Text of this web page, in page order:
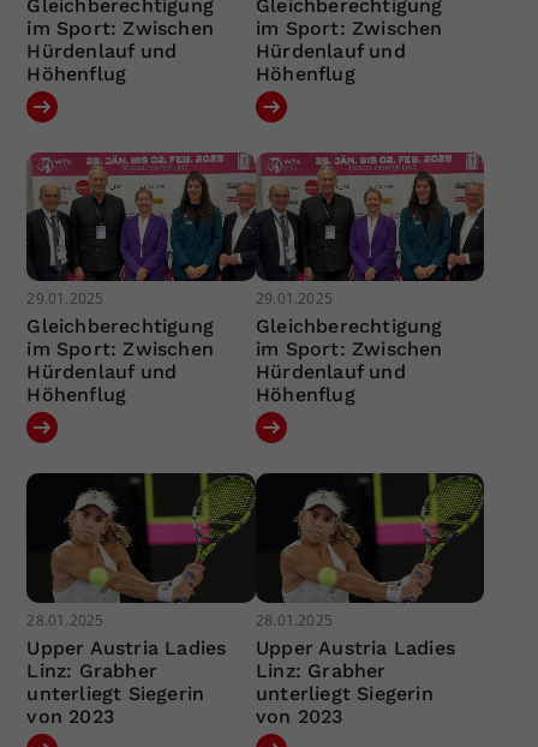
Gleichberechtigung
im Sport: Zwischen
Hürdenlauf und
Höhenflug
Gleichberechtigung
im Sport: Zwischen
Hürdenlauf und
Höhenflug
29.01.2025
Gleichberechtigung
im Sport: Zwischen
Hürdenlauf und
Höhenflug
29.01.2025
Gleichberechtigung
im Sport: Zwischen
Hürdenlauf und
Höhenflug
28.01.2025
Upper Austria Ladies
Linz: Grabher
unterliegt Siegerin
von 2023
28.01.2025
Upper Austria Ladies
Linz: Grabher
unterliegt Siegerin
von 2023